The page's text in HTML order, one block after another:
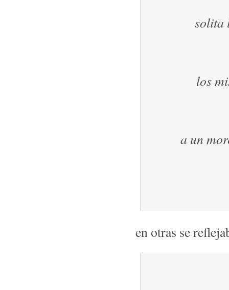
solita
los
a un
en otras se